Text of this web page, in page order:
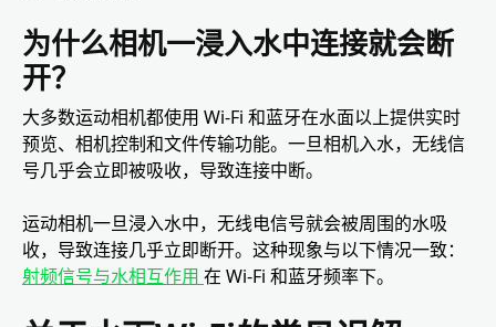
为什么相机一浸入水中连接就会断
开？
大多数运动相机都使用 Wi-Fi 和蓝牙在水面以上提供实时
预览、相机控制和文件传输功能。一旦相机入水，无线信
号几乎会立即被吸收，导致连接中断。
运动相机一旦浸入水中，无线电信号就会被周围的水吸
收，导致连接几乎立即断开。这种现象与以下情况一致：
射频信号与水相互作用 在 Wi-Fi 和蓝牙频率下。